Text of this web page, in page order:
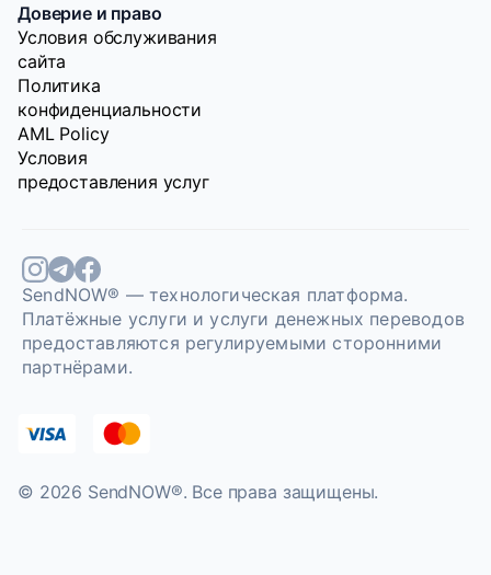
Доверие и право
Условия обслуживания
сайта
Политика
конфиденциальности
AML Policy
Условия
предоставления услуг
SendNOW® — технологическая платформа.
Платёжные услуги и услуги денежных переводов
предоставляются регулируемыми сторонними
партнёрами.
© 2026 SendNOW®. Bce права защищены.